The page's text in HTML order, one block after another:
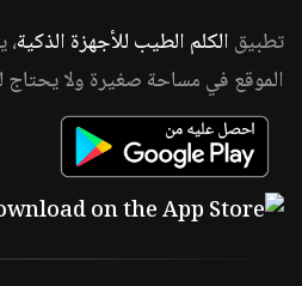
تطبيق الكلم الطيب للأجهزة الذكية،
الموقع في مساحة صغيرة ولا يحتاج